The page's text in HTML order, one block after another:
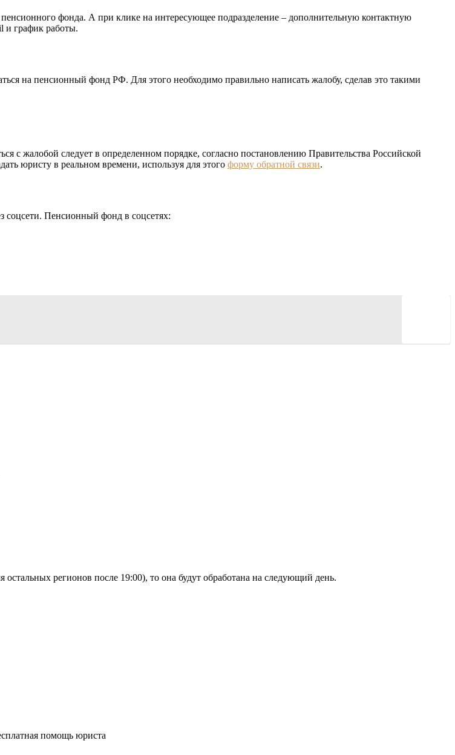
фонда. А при клике на интересующее подразделение – дополнительную контактную
и график работы.
на пенсионный фонд РФ. Для этого необходимо правильно написать жалобу, сделав это такими
с жалобой следует в определенном порядке, согласно постановлению Правительства Российской
юристу в реальном времени, используя для этого форму обратной связи.
Пенсионный фонд в соцсетях:
регионов после 19:00), то она будут обработана на следующий день.
помощь юриста